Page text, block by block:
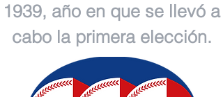
1939, año en que se llevó a
cabo la primera elección.